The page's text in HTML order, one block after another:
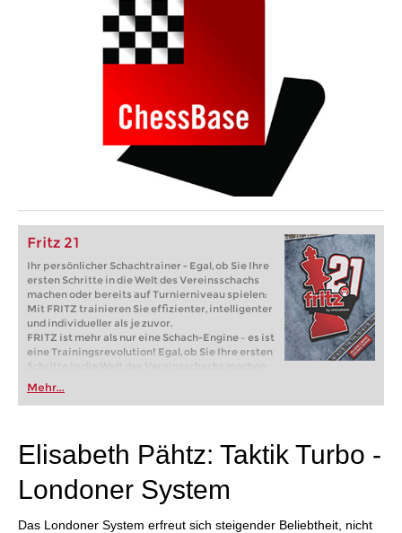
Fritz 21
Ihr persönlicher Schachtrainer - Egal, ob Sie Ihre
ersten Schritte in die Welt des Vereinsschachs
machen oder bereits auf Turnierniveau spielen:
Mit FRITZ trainieren Sie effizienter, intelligenter
und individueller als je zuvor.
FRITZ ist mehr als nur eine Schach-Engine – es ist
eine Trainingsrevolution! Egal, ob Sie Ihre ersten
Schritte in die Welt des Vereinsschachs machen
oder bereits auf Turnierniveau spielen: Mit
FRITZ trainieren Sie effizienter, intelligenter und
individueller als je zuvor.
Mehr...
Elisabeth Pähtz: Taktik Turbo -
Londoner System
Das Londoner System erfreut sich steigender Beliebtheit, nicht